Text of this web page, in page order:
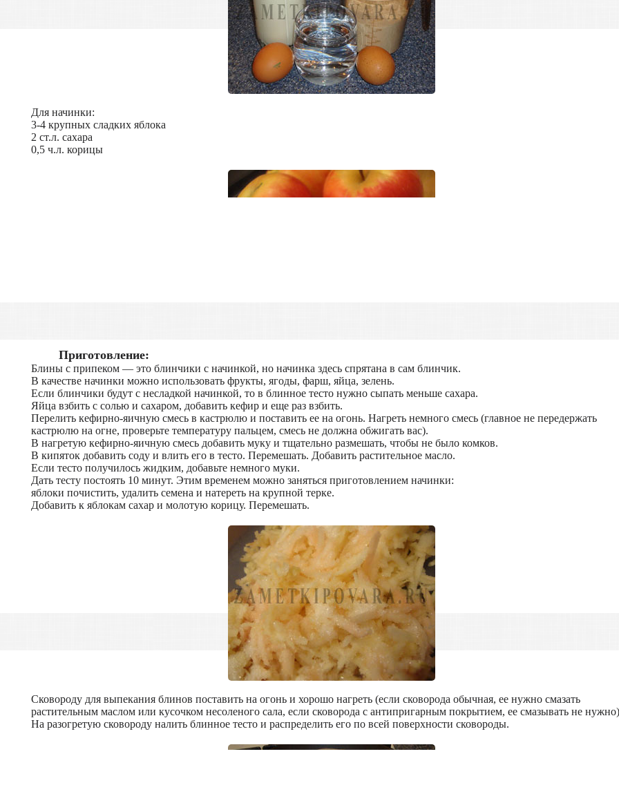
Для начинки:
3-4 крупных сладких яблока
2 ст.л. сахара
0,5 ч.л. корицы
Приготовление:
Блины с припеком — это блинчики с начинкой, но начинка здесь спрятана в сам блинчик.
В качестве начинки можно использовать фрукты, ягоды, фарш, яйца, зелень.
Если блинчики будут с несладкой начинкой, то в блинное тесто нужно сыпать меньше сахара.
Яйца взбить с солью и сахаром, добавить кефир и еще раз взбить.
Перелить кефирно-яичную смесь в кастрюлю и поставить ее на огонь. Нагреть немного смесь (главное не передержать
кастрюлю на огне, проверьте температуру пальцем, смесь не должна обжигать вас).
В нагретую кефирно-яичную смесь добавить муку и тщательно размешать, чтобы не было комков.
В кипяток добавить соду и влить его в тесто. Перемешать. Добавить растительное масло.
Если тесто получилось жидким, добавьте немного муки.
Дать тесту постоять 10 минут. Этим временем можно заняться приготовлением начинки:
яблоки почистить, удалить семена и натереть на крупной терке.
Добавить к яблокам сахар и молотую корицу. Перемешать.
Сковороду для выпекания блинов поставить на огонь и хорошо нагреть (если сковорода обычная, ее нужно смазать
растительным маслом или кусочком несоленого сала, если сковорода с антипригарным покрытием, ее смазывать не
На разогретую сковороду налить блинное тесто и распределить его по всей поверхности сковороды.